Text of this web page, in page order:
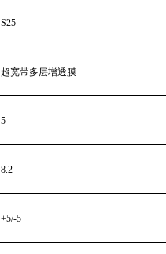
S25
超宽带多层增透膜
5
8.2
+5/-5